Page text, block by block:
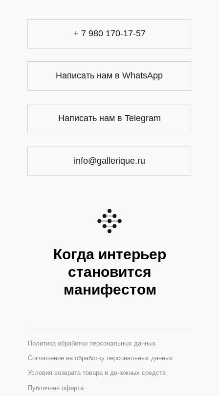
Публичная оферта
Условия возврата товара и денежных средств
Соглашение на обработку персональных данных
Политика обработки персональных данных
Когда интерьер
становится
манифестом
+ 7 980 170-17-57
Написать нам в WhatsApp
info@gallerique.ru
Написать нам в Telegram